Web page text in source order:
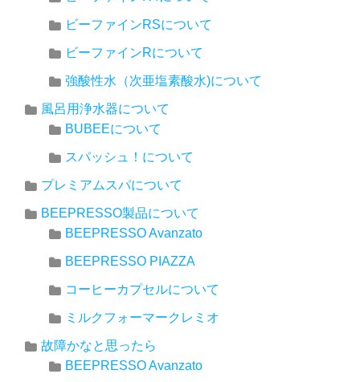
ビーファインRSについて
ビーファインRについて
強酸性水（次亜塩素酸水)について
風呂用浄水器について
BUBEEについて
スパッシュ！について
プレミアムスパについて
BEEPRESSO製品について
BEEPRESSO Avanzato
BEEPRESSO PIAZZA
コーヒーカプセルについて
ミルクフォーマークレミオ
故障かなと思ったら
BEEPRESSO Avanzato